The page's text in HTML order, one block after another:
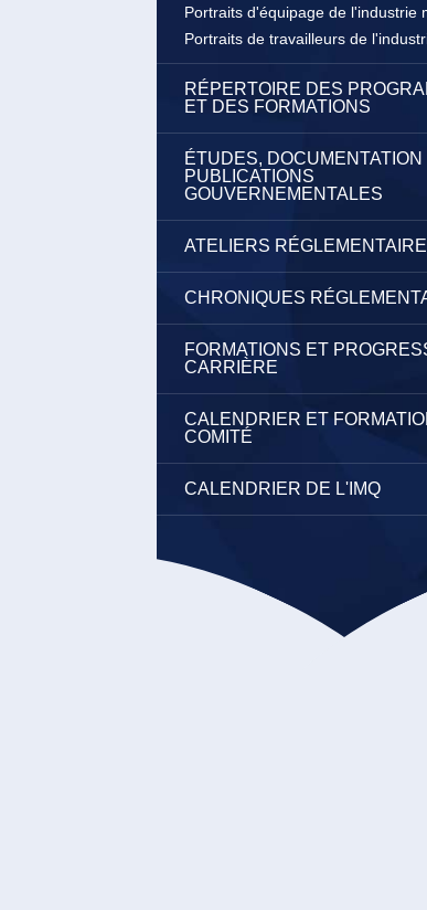
Portraits d'équipage de l'industrie
Portraits de travailleurs de
RÉPERTOIRE DES
ET DES FORMATIONS
ÉTUDES, DOCUMENTATION
PUBLICATIONS
GOUVERNEMENTALES
ATELIERS
CHRONIQUES
FORMATIONS ET
CARRIÈRE
CALENDRIER ET
COMITÉ
CALENDRIER DE L'IMQ